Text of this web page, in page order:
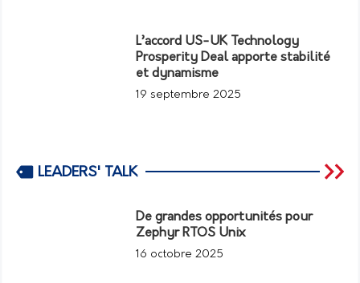
L’accord US-UK Technology
Prosperity Deal apporte stabilité
et dynamisme
19 septembre 2025
LEADERS' TALK
De grandes opportunités pour
Zephyr RTOS Unix
16 octobre 2025